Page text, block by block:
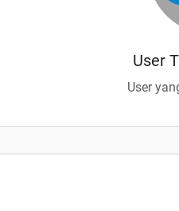
User
User